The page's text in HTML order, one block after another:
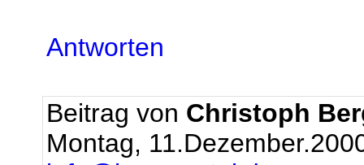
Antworten
Beitrag von Christoph
Montag,